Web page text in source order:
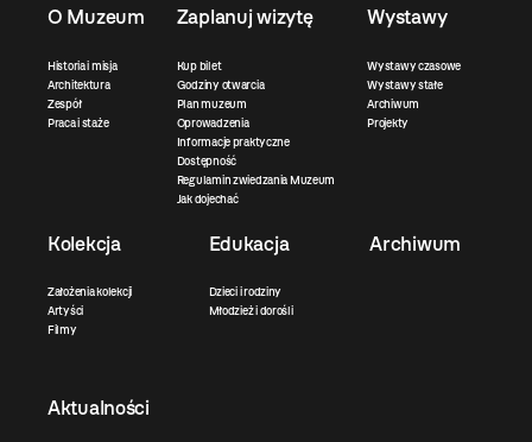
O Muzeum
Historia i misja
Architektura
Zespół
Praca i staże
Zaplanuj wizytę
Kup bilet
Godziny otwarcia
Plan muzeum
Oprowadzenia
Informacje praktyczne
Dostępność
Regulamin zwiedzania Muzeum
Jak dojechać
Wystawy
Wystawy czasowe
Wystawy stałe
Archiwum
Projekty
Kolekcja
Założenia kolekcji
Artyści
Filmy
Edukacja
Dzieci i rodziny
Młodzież i dorośli
Archiwum
Aktualności